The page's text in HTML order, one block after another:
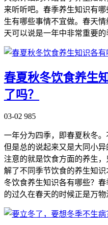
来听听吧。春季养生知识有
生有哪些事情不宜做。春天
天可以说是一年中非常重要的
春夏秋冬饮食养生
了吗？
03-02 985
一年分为四季，即春夏秋冬。
但是总的说起来又是大同小
注意的就是饮食方面的养生
解了不同季节饮食的养生知
冬饮食养生知识各有哪些？
的过久在春天的时候正是万物